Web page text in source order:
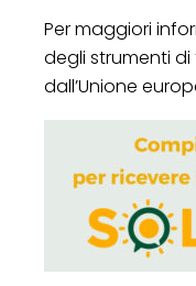
Per maggiori
degli strumenti
dall’Unione